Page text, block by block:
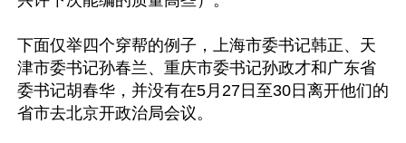
下面仅举四个穿帮的例子，上海市委书记韩正、天
津市委书记孙春兰、重庆市委书记孙政才和广东省
委书记胡春华，并没有在5月27日至30日离开他们的
省市去北京开政治局会议。